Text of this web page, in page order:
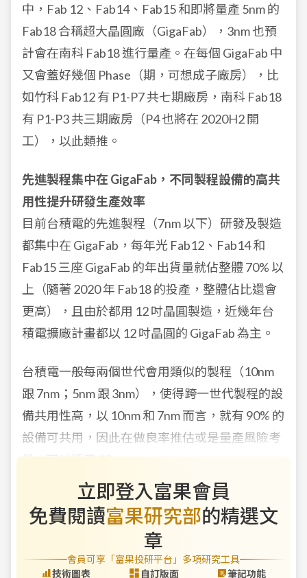
中，Fab 12、Fab14、Fab15 和即將量產 5nm 的
Fab18 合稱超大晶圓廠（GigaFab），3nm 也預
計會在南科 Fab18 進行量產。在每個 GigaFab 中
又會蓋好幾個 Phase（期，可想成子廠房），比
如竹科 Fab12 有 P1-P7 共七期廠房，南科 Fab18
有 P1-P3 共三期廠房（P4 也將在 2020H2 開
工），以此類推。
先進製程集中在 GigaFab，不同製程設備的高共
用性提升研發生產效率
目前台積電的先進製程（7nm 以下）研發及製造
都集中在 GigaFab，每年光 Fab12、Fab14 和
Fab15 三座 GigaFab 的年出貨量就佔整體 70% 以
上（隨著 2020 年 Fab18 的投產，整體佔比還會
更高），且由於都用 12 吋晶圓製造，近幾年台
積電擴廠計畫都以 12 吋晶圓的 GigaFab 為主。
台積電一般每兩個世代會用類似的製程（10nm
跟 7nm；5nm 跟 3nm），使得跨一世代製程的設
備共用性高，以 10nm 和 7nm 而言，就有 90% 的
設備可共用，因此在做良率推估或是量產風險考
量，可以延用 10
立即登入富果會員
免費閱讀富果研究部的精選文
章
會員可享「富果投研平台」多項研究工具
技術圖表
自訂版面 筆記功能